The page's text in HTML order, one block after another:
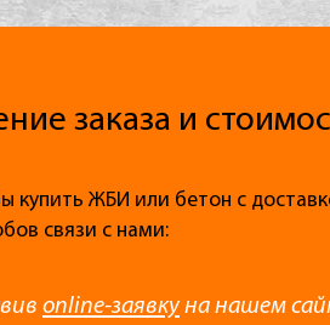
заказа и
купить ЖБИ или бетон с
связи с нами:
online-заявкуна нашем